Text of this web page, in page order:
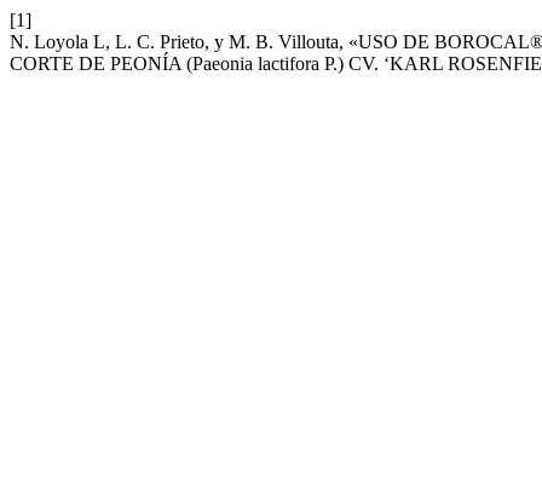
[1]
N. Loyola L, L. C. Prieto, y M. B. Villouta, «USO DE
CORTE DE PEONÍA (Paeonia lactifora P.) CV. ‘KARL